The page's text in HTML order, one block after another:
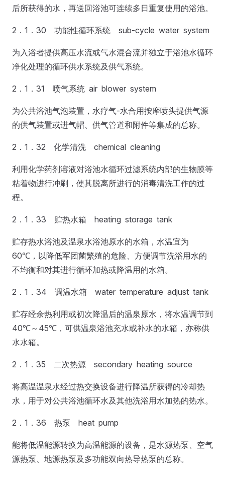
后所获得的水，再送回浴池可连续多日重复使用的浴池。
2．1．30 功能性循环系统 sub-cycle water system
为入浴者提供高压水流或气水混合流并独立于浴池水循环
净化处理的循环供水系统及供气系统。
2．1．31 喷气系统 air blower system
为公共浴池气泡装置，水疗气-水合用按摩喷头提供气源
的供气装置或进气帽、供气管道和附件等集成的总称。
2．1．32 化学清洗 chemical cleaning
利用化学药剂溶液对浴池水循环过滤系统内部的生物膜等
粘着物进行冲刷，使其脱离所进行的消毒清洗工作的过
程。
2．1．33 贮热水箱 heating storage tank
贮存热水浴池及温泉水浴池原水的水箱，水温宜为
60℃，以降低军团菌繁殖的危险、方便调节洗浴用水的
不均衡和对其进行循环加热或降温用的水箱。
2．1．34 调温水箱 water temperature adjust tank
贮存经余热利用或初次降温后的温泉原水，将水温调节到
40℃～45℃，可供温泉浴池充水或补水的水箱，亦称供
水水箱。
2．1．35 二次热源 secondary heating source
将高温温泉水经过热交换设备进行降温所获得的冷却热
水，用于对公共浴池循环水及其他洗浴用水加热的热水。
2．1．36 热泵 heat pump
能将低温能源转换为高温能源的设备，是水源热泵、空气
源热泵、地源热泵及多功能双向热导热泵的总称。